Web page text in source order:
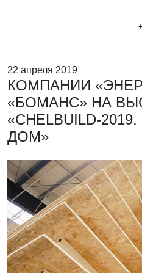
22 апреля 2019
КОМПАНИИ
«БОМАНС» НА
«CHELBUILD-
ДОМ»